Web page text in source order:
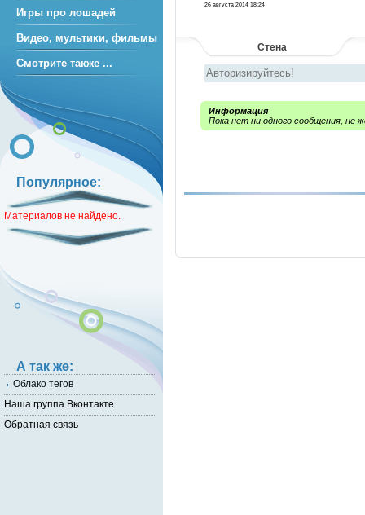
26 августа 2014 18:24
Стена
Информация
Пока нет ни одного сообщения, не
Игры про лошадей
Видео, мультики, фильмы
Смотрите также ...
Популярное:
Материалов не найдено.
А так же:
Облако тегов
Наша группа Вконтакте
Обратная связь